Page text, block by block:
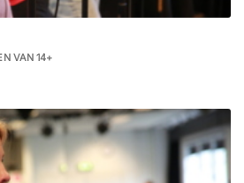
VAN 14+